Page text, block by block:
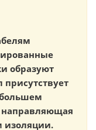
образуют
присутствует
направляющая
изоляции.